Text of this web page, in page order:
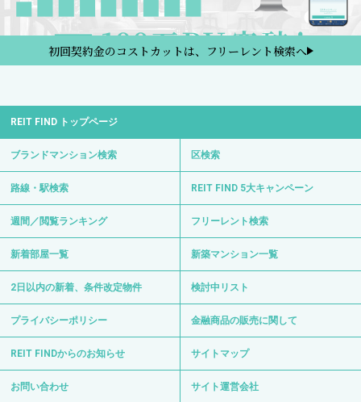
初回契約金のコストカットは、フリーレント検索へ
REIT FIND トップページ
ブランドマンション検索 区検索
路線・駅検索 REIT FIND 5大キャンペーン
週間／閲覧ランキング フリーレント検索
新着部屋一覧 新築マンション一覧
2日以内の新着、条件改定物件 検討中リスト
プライバシーポリシー 金融商品の販売に関して
REIT FINDからのお知らせ サイトマップ
お問い合わせ サイト運営会社